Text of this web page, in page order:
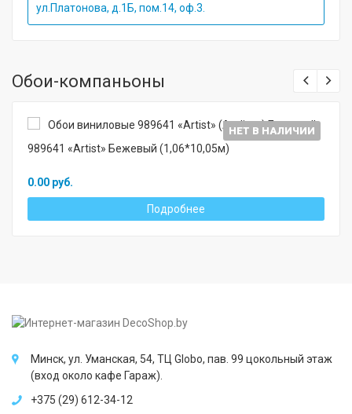
ул.Платонова, д.1Б, пом.14, оф.3.
Обои-компаньоны
НЕТ В НАЛИЧИИ
989641 «Artist» Бежевый (1,06*10,05м)
0.00 руб.
Подробнее
Минск, ул. Уманская, 54, ТЦ Globo, пав. 99 цокольный этаж
(вход около кафе Гараж).
+375 (29) 612-34-12